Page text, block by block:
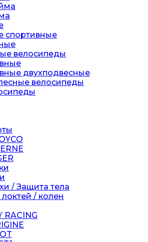
спортивные
велосипеды
двухподвесные
велосипеды
/ Защита тела
/ колен
RACING